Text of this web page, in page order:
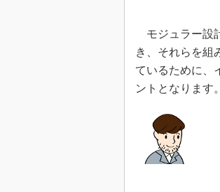
モジュラー設
き、それらを組
ているために、
ントとなります。